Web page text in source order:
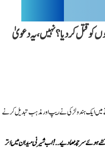
نے ریپ اور مذہب تبدیل کرنے کی دھمکی دینے پر 6 مسلم نوجوانوں کو قتل کر دیا؟ نہیں، یہ دعویٰ
میں ایک ہندو لڑکی نے ریپ اور مذہب تبدیل کرنے
نیوز، لگاؤ اسٹوری: ریپ اور مذہب تبدیل کرنے کی دھمکی دینے پر ہندو لڑکی نے 6 مسلم نوجوانوں کا گلا کاٹ کر وارانسی کے بابت پور واقع کالی ماتا مندر میں 6 کٹے ہوئے سر چڑھا دیے..! اب شیرنی میدان میں اتر